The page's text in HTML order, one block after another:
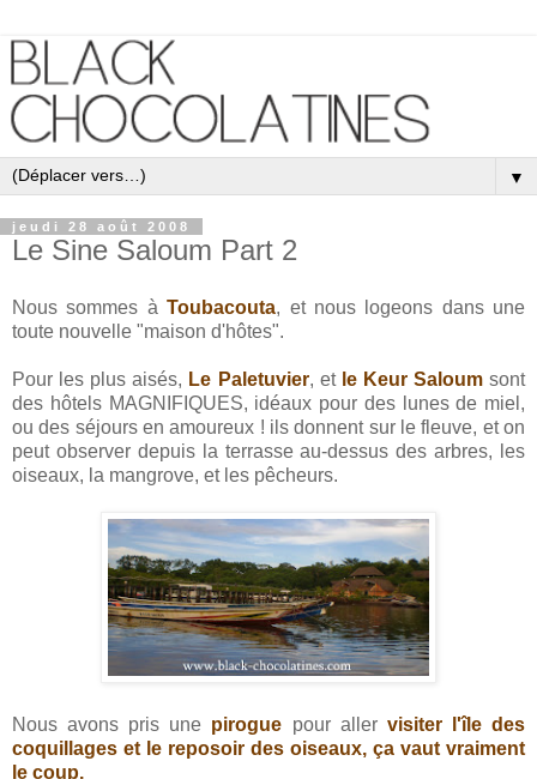
▼
jeudi 28 août 2008
Le Sine Saloum Part 2
Nous sommes àToubacouta, et nous logeons dans une
toute nouvelle "maison d'hôtes".
Pour les plus aisés, Le Paletuvier, et le Keur Saloumsont
des hôtels MAGNIFIQUES, idéaux pour des lunes de miel,
ou des séjours en amoureux ! ils donnent sur le fleuve, et on
peut observer depuis la terrasse au-dessus des arbres, les
oiseaux, la mangrove, et les pêcheurs.
Nous avons pris une pirogue pour allervisiter l'île des
coquillages et le reposoir des oiseaux, ça vaut vraiment
le coup.